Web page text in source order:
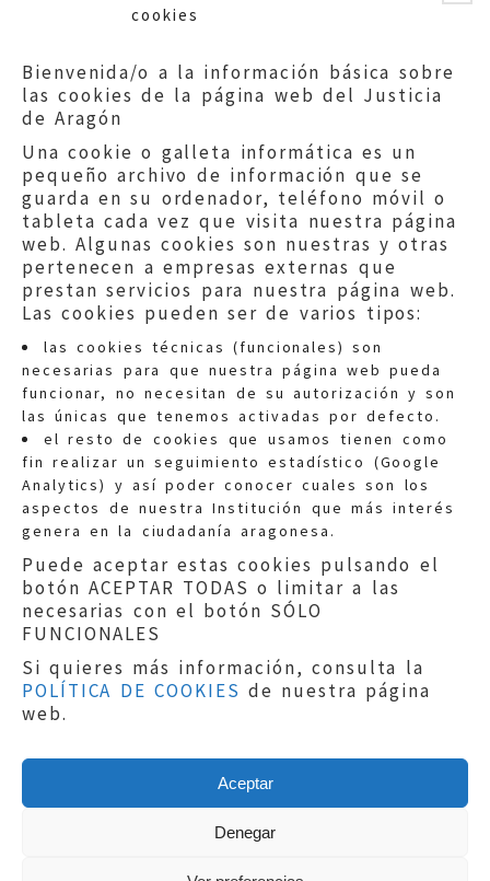
cookies
Bienvenida/o a la información básica sobre
las cookies de la página web del Justicia
de Aragón
Una cookie o galleta informática es un
pequeño archivo de información que se
guarda en su ordenador, teléfono móvil o
tableta cada vez que visita nuestra página
web. Algunas cookies son nuestras y otras
pertenecen a empresas externas que
prestan servicios para nuestra página web.
Las cookies pueden ser de varios tipos:
las cookies técnicas (funcionales) son
necesarias para que nuestra página web pueda
funcionar, no necesitan de su autorización y son
las únicas que tenemos activadas por defecto.
el resto de cookies que usamos tienen como
fin realizar un seguimiento estadístico (Google
Analytics) y así poder conocer cuales son los
aspectos de nuestra Institución que más interés
genera en la ciudadanía aragonesa.
Puede aceptar estas cookies pulsando el
botón ACEPTAR TODAS o limitar a las
necesarias con el botón SÓLO
FUNCIONALES
Si quieres más información, consulta la
POLÍTICA DE COOKIES de nuestra página
web.
Aceptar
Denegar
Quejas:quejas@eljusticiadearagon.es
Información general:
informacion@eljusticiadearagon.es
Teléfonos:900 210 210/
Aviso legal|Política de privacidad|
Protección de Datos
Política de cookies
Copyright © 2019El Justicia de Aragón|
Sephor Consulting